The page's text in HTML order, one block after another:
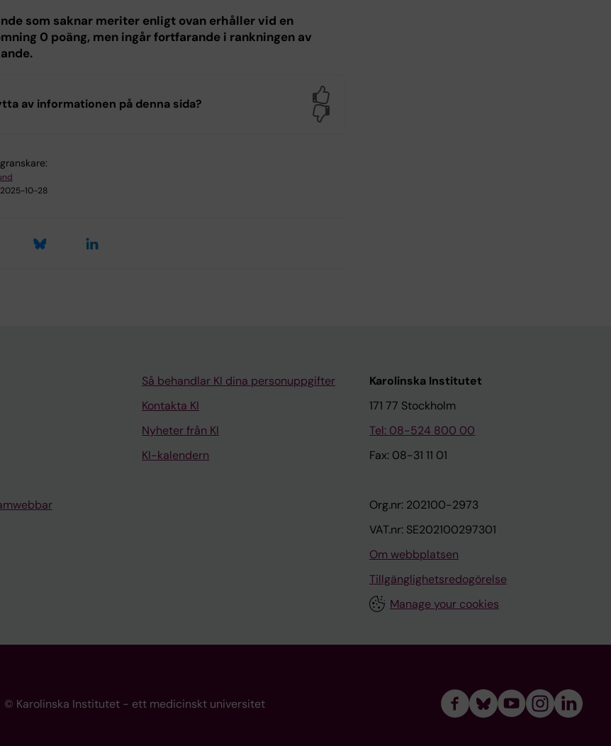
som saknar meriter enligt ovan erhåller vid en
0 poäng, men ingår fortfarande i rankningen av
av informationen på denna sida?
2025-10-28
Så behandlar KI dina personuppgifter
Kontakta KI
Nyheter från KI
KI-kalendern
Karolinska Institutet
171 77 Stockholm
Tel: 08-524 800 00
Fax: 08-31 11 01
Org.nr: 202100-2973
VAT.nr: SE202100297301
Om webbplatsen
Tillgänglighetsredogörelse
Manage your cookies
© Karolinska Institutet - ett medicinskt universitet